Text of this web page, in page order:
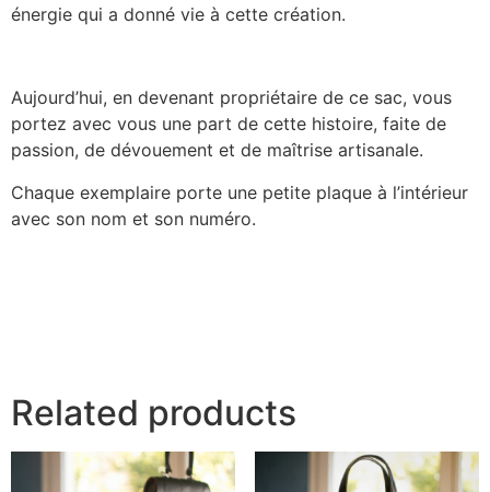
énergie qui a donné vie à cette création.
Aujourd’hui, en devenant propriétaire de ce sac, vous
portez avec vous une part de cette histoire, faite de
passion, de dévouement et de maîtrise artisanale.
Chaque exemplaire porte une petite plaque à l’intérieur
avec son nom et son numéro.
Related products